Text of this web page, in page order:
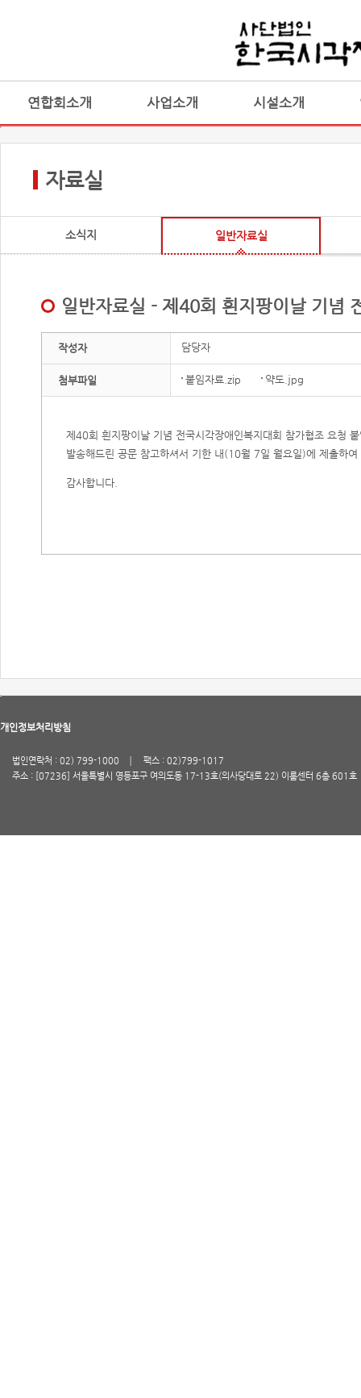
연합회소개 사업소개 시설소개
자료실
소식지 일반자료실
일반자료실 - 제40회 흰지팡이날 기념
작성자 담당자
첨부파일 붙임자료.zip 약도.jpg
제40회 흰지팡이날 기념 전국시각장애인복지대회 참가협조 요청
발송해드린 공문 참고하셔서 기한 내(10월 7일 월요일)에 제출하여
감사합니다.
개인정보처리방침
법인연락처 : 02) 799-1000
팩스 : 02)799-1017
주소 : [07236] 서울특별시 영등포구 여의도동 17-13호(의사당대로 22) 이룸센터 6층 601호